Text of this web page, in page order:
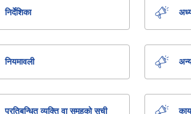
निर्देशिका
नियमावली
प्रतिबन्धित व्यक्ति वा समुहको सुची